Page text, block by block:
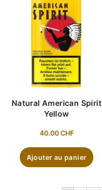
Natural American Spirit
Yellow
40.00CHF
Ajouter au panier